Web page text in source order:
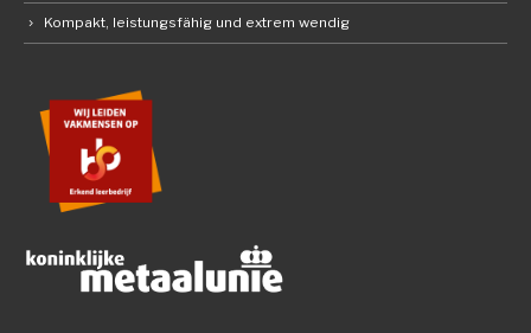
Kompakt, leistungsfähig und extrem wendig